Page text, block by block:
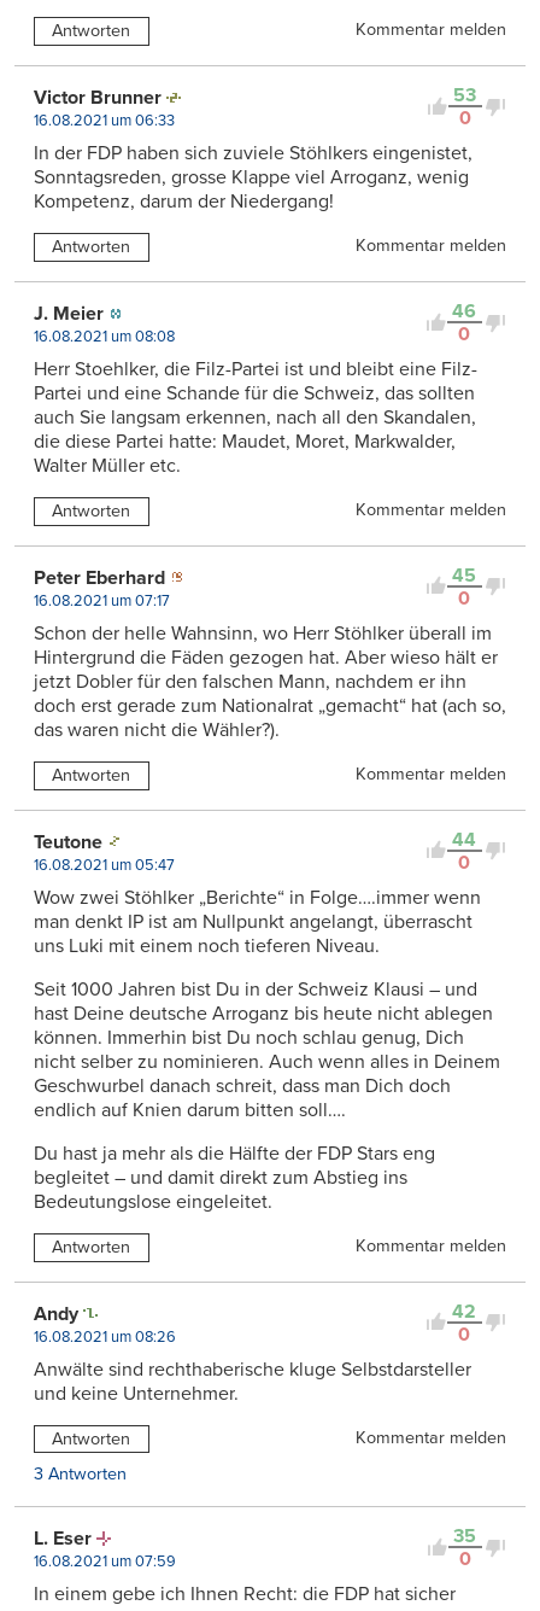
Antworten Kommentar melden
53
0
Victor Brunner
16.08.2021 um 06:33
In der FDP haben sich zuviele Stöhlkers eingenistet,
Sonntagsreden, grosse Klappe viel Arroganz, wenig
Kompetenz, darum der Niedergang!
Antworten Kommentar melden
46
0
J. Meier
16.08.2021 um 08:08
Herr Stoehlker, die Filz-Partei ist und bleibt eine Filz-
Partei und eine Schande für die Schweiz, das sollten
auch Sie langsam erkennen, nach all den Skandalen,
die diese Partei hatte: Maudet, Moret, Markwalder,
Walter Müller etc.
Antworten Kommentar melden
45
0
Peter Eberhard
16.08.2021 um 07:17
Schon der helle Wahnsinn, wo Herr Stöhlker überall im
Hintergrund die Fäden gezogen hat. Aber wieso hält er
jetzt Dobler für den falschen Mann, nachdem er ihn
doch erst gerade zum Nationalrat „gemacht“ hat (ach so,
das waren nicht die Wähler?).
Antworten Kommentar melden
44
0
Teutone
16.08.2021 um 05:47
Wow zwei Stöhlker „Berichte“ in Folge….immer wenn
man denkt IP ist am Nullpunkt angelangt, überrascht
uns Luki mit einem noch tieferen Niveau.
Seit 1000 Jahren bist Du in der Schweiz Klausi – und
hast Deine deutsche Arroganz bis heute nicht ablegen
können. Immerhin bist Du noch schlau genug, Dich
nicht selber zu nominieren. Auch wenn alles in Deinem
Geschwurbel danach schreit, dass man Dich doch
endlich auf Knien darum bitten soll….
Du hast ja mehr als die Hälfte der FDP Stars eng
begleitet – und damit direkt zum Abstieg ins
Bedeutungslose eingeleitet.
Antworten Kommentar melden
42
0
Andy
16.08.2021 um 08:26
Anwälte sind rechthaberische kluge Selbstdarsteller
und keine Unternehmer.
Antworten
Kommentar melden
3 Antworten
35
0
L. Eser
16.08.2021 um 07:59
In einem gebe ich Ihnen Recht: die FDP hat sicher